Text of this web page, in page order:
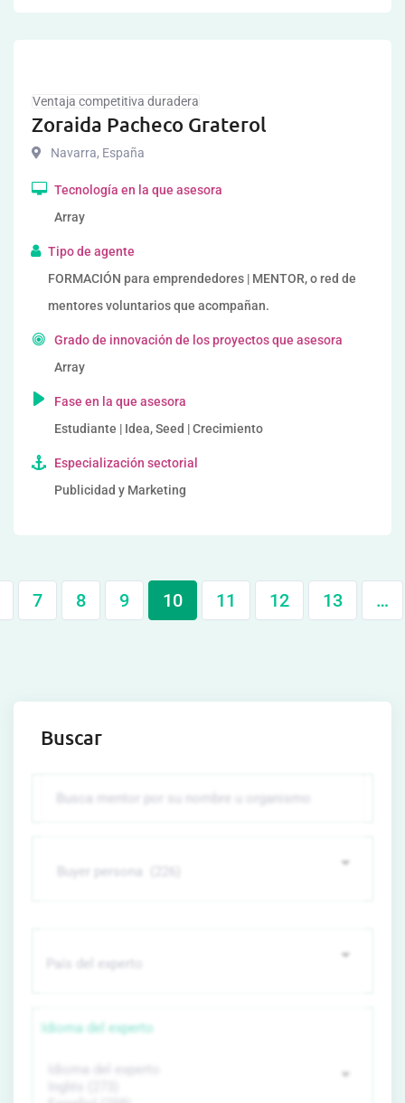
Ventaja competitiva duradera
Zoraida Pacheco Graterol
Navarra, España
Tecnología en la que asesora
Array
Tipo de agente
FORMACIÓN para emprendedores | MENTOR, o red de
mentores voluntarios que acompañan.
Grado de innovación de los proyectos que asesora
Array
Fase en la que asesora
Estudiante | Idea, Seed | Crecimiento
Especialización sectorial
Publicidad y Marketing
7 8 9 10 11 12 13 …
Buscar
Idioma del experto